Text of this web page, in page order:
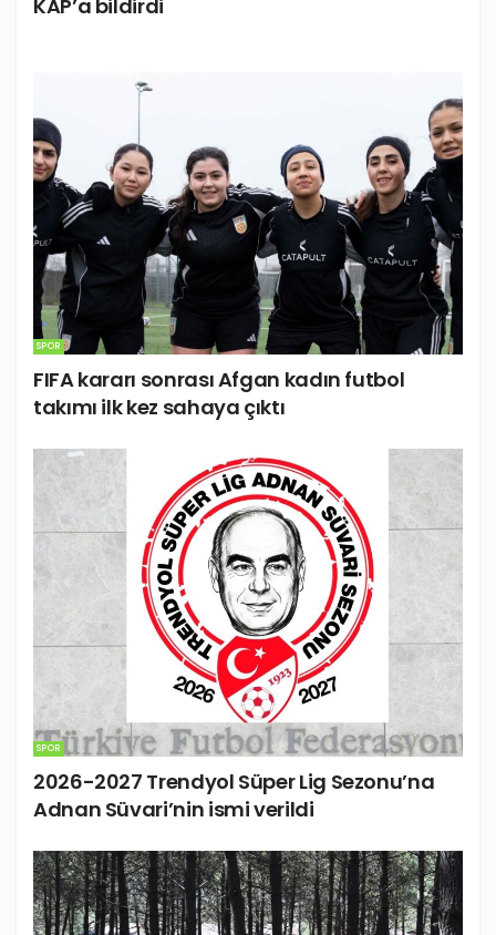
KAP’a bildirdi
SPOR
FIFA kararı sonrası Afgan kadın futbol
takımı ilk kez sahaya çıktı
SPOR
2026-2027 Trendyol Süper Lig Sezonu’na
Adnan Süvari’nin ismi verildi